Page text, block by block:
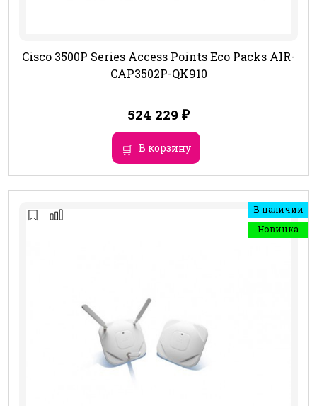
Cisco 3500P Series Access Points Eco Packs AIR-
CAP3502P-QK910
524 229 ₽
В корзину
В наличии
Новинка